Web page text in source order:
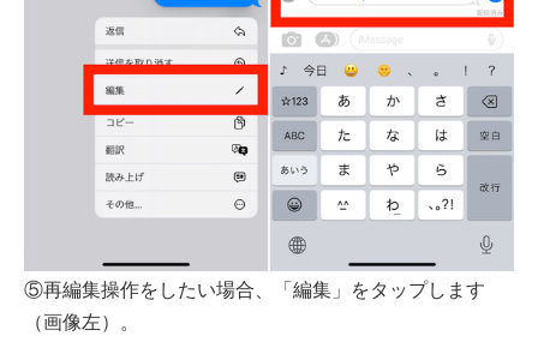
⑤再編集操作をしたい場合、「編集」をタップします
（画像左）。